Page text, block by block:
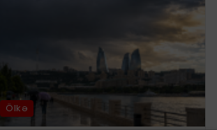
Ölkə